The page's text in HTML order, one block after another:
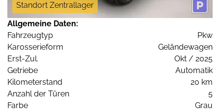
Standort Zentrallager
Allgemeine Daten:
Fahrzeugtyp
Pkw
Karosserieform
Geländewagen
Erst-Zul.
Okt / 2025
Getriebe
Automatik
Kilometerstand
20 km
Anzahl der Türen
5
Farbe
Grau